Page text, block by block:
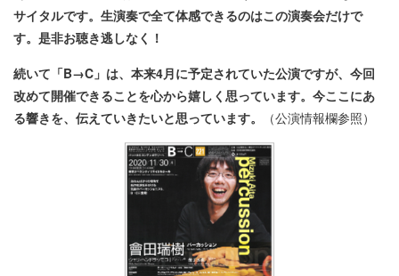
サイタルです。生演奏で全て体感できるのはこの演奏会だけで
す。是非お聴き逃しなく！
続いて「B→C」は、本来4月に予定されていた公演ですが、今回
改めて開催できることを心から嬉しく思っています。今ここにあ
る響きを、伝えていきたいと思っています。
（公演情報欄参照）